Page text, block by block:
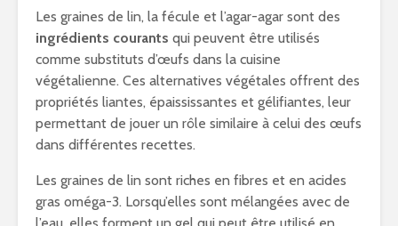
Les graines de lin, la fécule et l’agar-agar sont des
ingrédients courants qui peuvent être utilisés
comme substituts d’œufs dans la cuisine
végétalienne. Ces alternatives végétales offrent des
propriétés liantes, épaississantes et gélifiantes, leur
permettant de jouer un rôle similaire à celui des œufs
dans différentes recettes.
Les graines de lin sont riches en fibres et en acides
gras oméga-3. Lorsqu’elles sont mélangées avec de